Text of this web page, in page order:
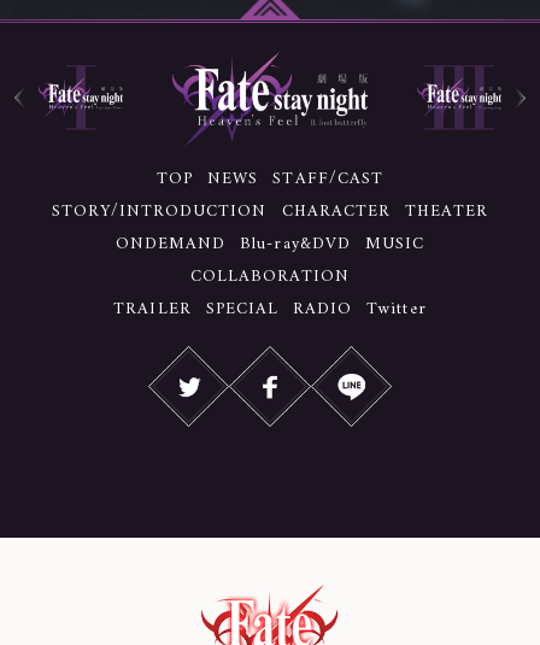
TOP NEWS STAFF/CAST
STORY/INTRODUCTION CHARACTER THEATER
ONDEMAND Blu-ray&DVD MUSIC
COLLABORATION
TRAILER SPECIAL RADIO Twitter